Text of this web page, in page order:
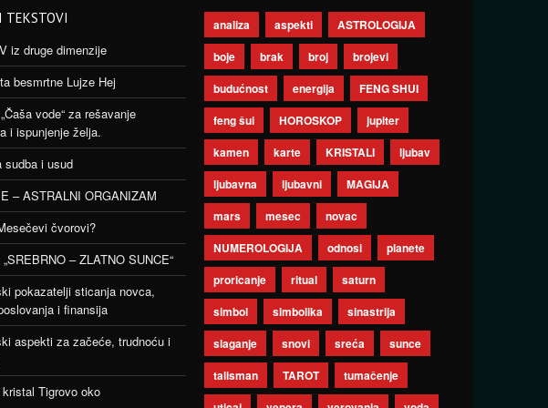
TEKSTOVI
iz druge dimenzije
besmrtne Lujze Hej
vode“ za rešavanje
i ispunjenje želja.
sudba i usud
– ASTRALNI ORGANIZAM
čvorovi?
– ZLATNO SUNCE“
pokazatelji sticanja novca,
i finansija
aspekti za začeće, trudnoću i
Tigrovo oko
analiza aspekti
ASTROLOGIJA
boje
brak broj
brojevi
budućnost
energija
FENG SHUI
feng šui
HOROSKOP
jupiter
kamen
karte KRISTALI
ljubav
ljubavna
ljubavni
MAGIJA
mars
mesec
novac
NUMEROLOGIJA
odnosi
planete
proricanje
ritual
saturn
simbol
simbolika
sinastrija
slaganje
snovi sreća
sunce
talisman
TAROT
tumačenje